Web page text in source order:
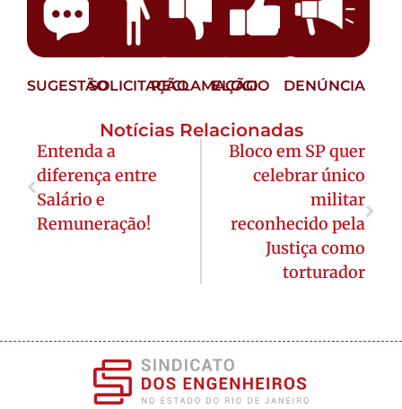
SUGESTÃOSOLICITAÇÃORECLAMAÇÃO
ELOGIO DENÚNCIA
Notícias Relacionadas
Entenda a
diferença entre
Salário e
Remuneração!
Bloco em SP quer
celebrar único
militar
reconhecido pela
Justiça como
torturador